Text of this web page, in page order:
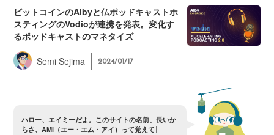
ビットコインのAlbyと仏ポッドキャストホ
スティングのVodioが連携を発表。変化す
るポッドキャストのマネタイズ
Semi Sejima 2024/01/17
ハロー、 エイ ミ ーだよ 。 このサイ トの名前、 長いか
らさ 、 AMI（エー・ エム・ アイ） って覚え て